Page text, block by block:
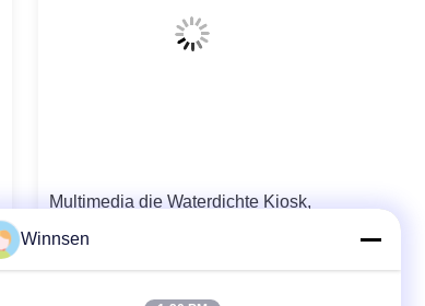
Multimedia die Waterdichte Kiosk,
Winnsen